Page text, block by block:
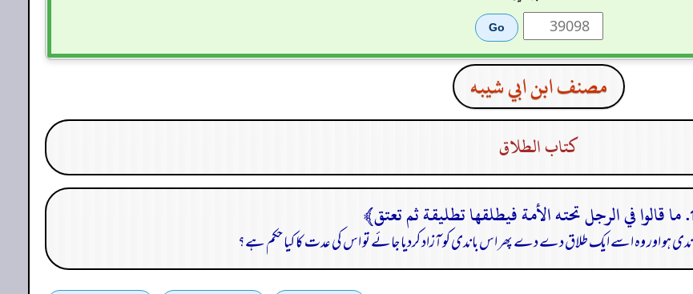
مصنف ابن ابي شيبه
كتاب الطلاق
ہو اور وہ اسے ایک طلاق دے دے پھر اس باندی کو آزاد کردیا جائے تو اس کی عدت کا کیا حکم ہے؟